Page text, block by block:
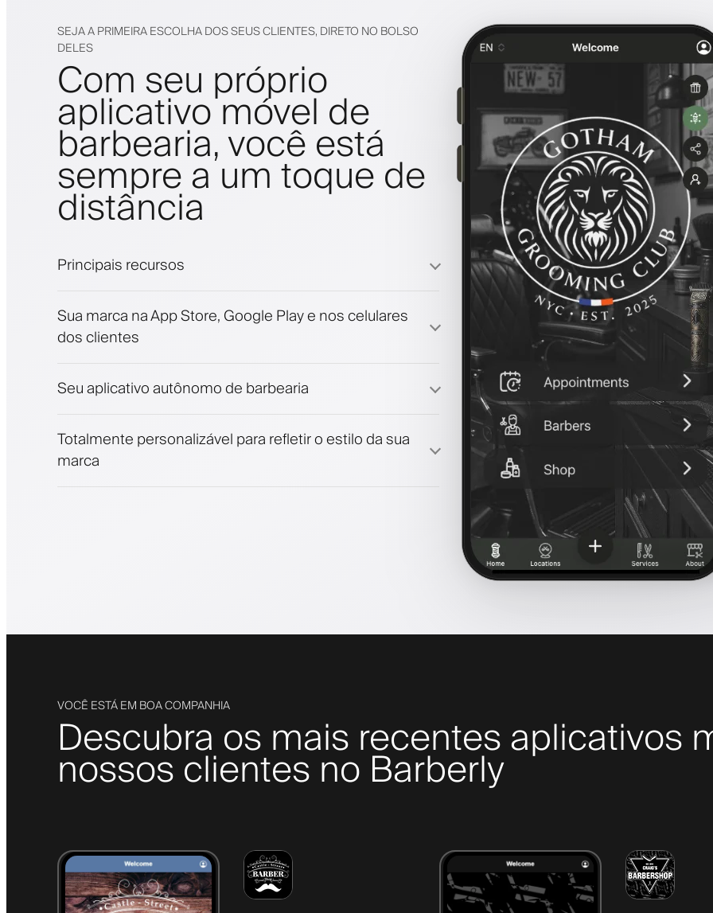
SEJA A PRIMEIRA ESCOLHA DOS SEUS CLIENTES, DIRETO NO BOLSO
DELES
Com seu próprio
aplicativo móvel de
barbearia, você está
sempre a um toque de
distância
Principais recursos
Pagamentos, depósito caução
Venda produtos de beleza
Sua marca na App Store, Google Play e nos celulares
dos clientes
Seu aplicativo autônomo de barbearia
Totalmente personalizável para refletir o estilo da sua
marca
VOCÊ ESTÁ EM BOA COMPANHIA
Descubra os mais recentes aplicativos
nossos clientes no Barberly